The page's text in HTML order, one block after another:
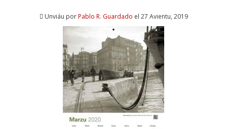
Unviáu porPablo R. Guardado el 27 Avientu, 2019